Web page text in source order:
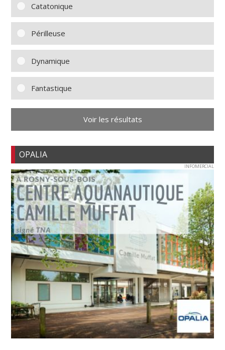
Catatonique
Périlleuse
Dynamique
Fantastique
Voir les résultats
OPALIA
INFOMERCIAL